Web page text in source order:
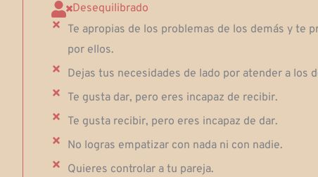
Desequilibrado
Te apropias de los problemas de los demás y te
por ellos.
Dejas tus necesidades de lado por atender a los
Te gusta dar, pero eres incapaz de recibir.
Te gusta recibir, pero eres incapaz de dar.
No logras empatizar con nada ni con nadie.
Quieres controlar a tu pareja.